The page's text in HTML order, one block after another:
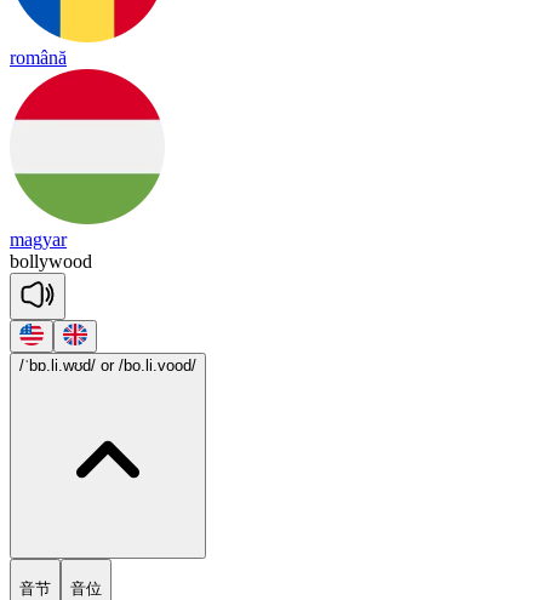
română
magyar
bollywood
/ˈbɒ.li.wʊd/ or /bo.li.vood/
音节 音位